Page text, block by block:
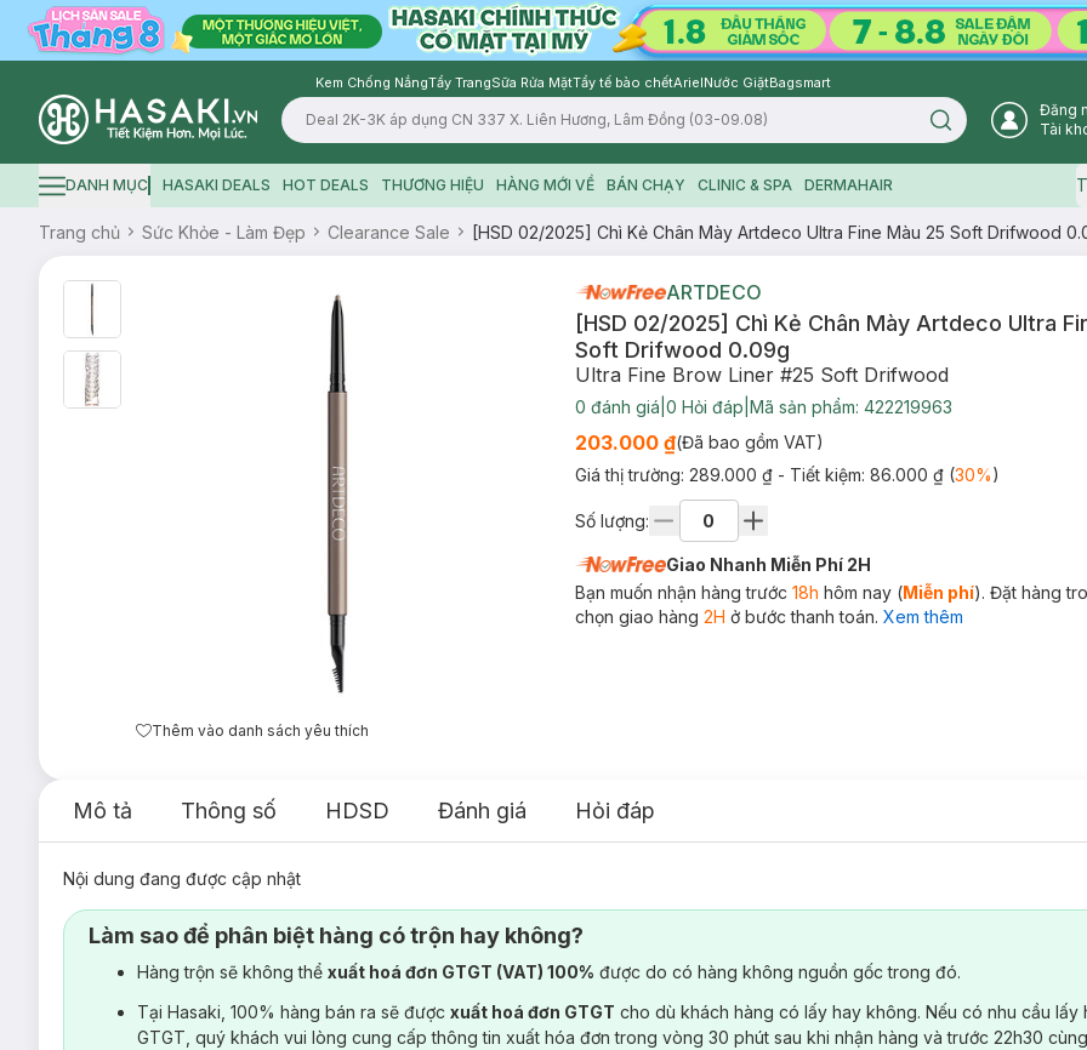
Kem Chống NắngTẩy TrangSữa Rửa MặtTẩy tế bào chếtArielNước GiặtBagsmart
Logo
Search icon
Đăng
Tài
Hamburger icon
DANH MỤC HASAKI DEALS HOT DEALS THƯƠNG HIỆU HÀNG MỚI VỀ BÁN CHẠY CLINIC & SPA DERMAHAIR
Trang chủ Sức Khỏe - Làm Đẹp Clearance Sale [HSD 02/2025] Chì Kẻ Chân Mày Artdeco Ultra Fine Màu 25 Soft Drifwood
Thêm vào danh sách yêu thích
ARTDECO
[HSD 02/2025] Chì Kẻ Chân Mày Artdeco Ultra
Soft Drifwood 0.09g
Ultra Fine Brow Liner #25 Soft Drifwood
0 đánh giá 0 Hỏi đáp Mã sản phẩm: 422219963
203.000 ₫(Đã bao gồm VAT)
Giá thị trường: 289.000 ₫ - Tiết kiệm: 86.000 ₫(30%)
Số lượng:
Giao Nhanh Miễn Phí 2H
Bạn muốn nhận hàng trước 18h hôm nay (Miễn phí). Đặt hàng
chọn giao hàng 2H ở bước thanh toán. Xem thêm
Mô tả Thông số HDSD Đánh giá Hỏi đáp
Nội dung đang được cập nhật
Làm sao để phân biệt hàng có trộn hay không?
Hàng trộn sẽ không thể xuất hoá đơn GTGT (VAT) 100% được do có hàng không nguồn gốc trong đó.
Tại Hasaki, 100% hàng bán ra sẽ được xuất hoá đơn GTGT cho dù khách hàng có lấy hay không. Nếu có nhu cầu lấy
GTGT, quý khách vui lòng cung cấp thông tin xuất hóa đơn trong vòng 30 phút sau khi nhận hàng và trước 22h30